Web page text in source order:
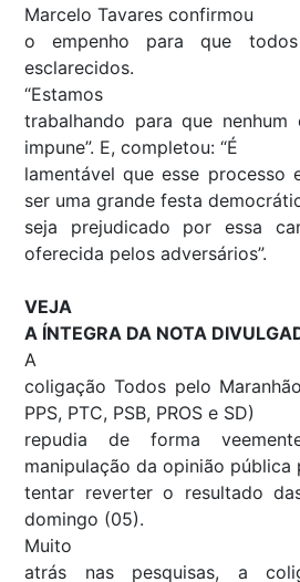
Marcelo Tavares confirmou
o empenho para que
esclarecidos.
“Estamos
trabalhando para que nenhum
impune”. E, completou: “É
lamentável que esse processo
ser uma grande festa
seja prejudicado por essa
oferecida pelos adversários”.
VEJA
A ÍNTEGRA DA NOTA
A
coligação Todos pelo
PPS, PTC, PSB, PROS e SD)
repudia de forma
manipulação da opinião pública
tentar reverter o resultado
domingo (05).
Muito
atrás nas pesquisas, a